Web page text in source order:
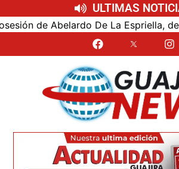
ULTIMAS
Abelardo De La Espriella,